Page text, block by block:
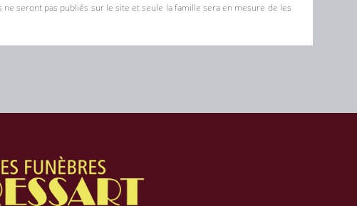
seront pas publiés sur le site et seule la famille sera en mesure de les